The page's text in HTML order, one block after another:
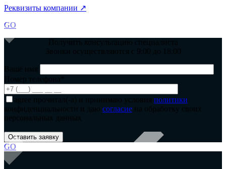
Реквизиты компании ↗
GO
Получить консультацию специалиста
Звонки осуществляются с 9:00 до 18:00
Ваше имя
Номер телефона*
agree прочитал(-а) и принимаю условия политики
конфиденциальности и даю согласие на обработку своих
персональных данных
GO